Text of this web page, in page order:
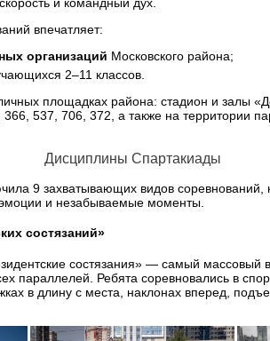
впечатляет:
организаций Московского района;
2–11 классов.
площадках района: стадион и залы
537, 706, 372, а также на территории
Дисциплины Спартакиады
9 захватывающих видов соревнований,
и незабываемые моменты.
состязаний»
состязания» — самый массовый
параллелей. Ребята соревновались в
в длину с места, наклонах вперед,